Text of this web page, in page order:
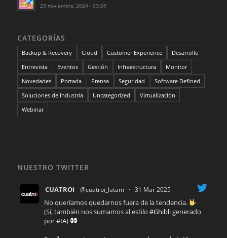
23 noviembre, 2024 - 03:59
CATEGORÍAS
Backup & Recovery Cloud Customer Experience
Desarrollo
Entrevista
Eventos Gestión Infraestructura
Monitor
Novedades
Portada Prensa Seguridad
Software Defined
Soluciones de Industria
Uncategorized
Virtualización
Webinar
NUESTRO TWITTER
CUATROi @cuatroi_latam · 31 Mar 2025
No queríamos quedarnos fuera de la tendencia.
(Sí, también nos sumamos al estilo #Ghibligenerado
por#IA)